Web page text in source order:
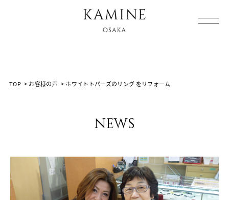
TOP > お客様の声 > ホワイトトパーズのリング をリフォーム
news